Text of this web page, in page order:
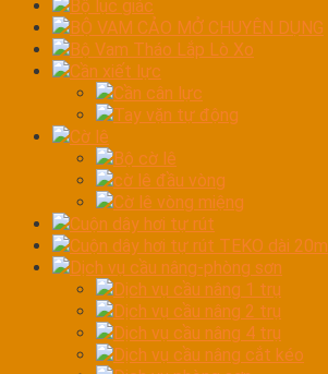
Bộ lục giác
BỘ VAM CẢO MỞ CHUYÊN DỤNG
Bộ Vam Tháo Lắp Lò Xo
Cần xiết lực
Cần cân lực
Tay vặn tự động
Cờ lê
Bộ cờ lê
cờ lê đầu vòng
Cờ lê vòng miệng
Cuộn dây hơi tự rút
Cuộn dây hơi tự rút TEKO dài 20m
Dịch vụ cầu nâng-phòng sơn
Dịch vụ cầu nâng 1 trụ
Dịch vụ cầu nâng 2 trụ
Dịch vụ cầu nâng 4 trụ
Dịch vụ cầu nâng cắt kéo